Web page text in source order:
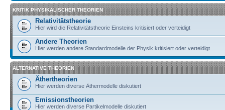
KRITIK PHYSIKALISCHER THEORIEN
Relativitätstheorie
Hier wird die Relativitätstheorie Einsteins kritisiert oder verteidigt
Andere Theorien
Hier werden andere Standardmodelle der Physik kritisiert oder verteidigt
ALTERNATIVE THEORIEN
Äthertheorien
Hier werden diverse Äthermodelle diskutiert
Emissionstheorien
Hier werden diverse Partikelmodelle diskutiert